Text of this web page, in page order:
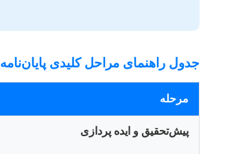
جدول راهنمای مراحل کلیدی پایان‌نامه
مرحله
پیش‌تحقیق و ایده پردازی